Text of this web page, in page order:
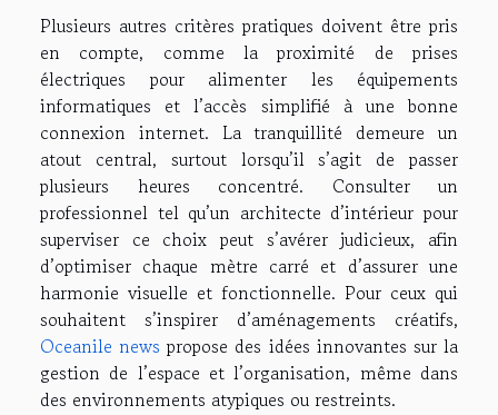
Plusieurs autres critères pratiques doivent être pris
en compte, comme la proximité de prises
électriques pour alimenter les équipements
informatiques et l’accès simplifié à une bonne
connexion internet. La tranquillité demeure un
atout central, surtout lorsqu’il s’agit de passer
plusieurs heures concentré. Consulter un
professionnel tel qu’un architecte d’intérieur pour
superviser ce choix peut s’avérer judicieux, afin
d’optimiser chaque mètre carré et d’assurer une
harmonie visuelle et fonctionnelle. Pour ceux qui
souhaitent s’inspirer d’aménagements créatifs,
Oceanile news propose des idées innovantes sur la
gestion de l’espace et l’organisation, même dans
des environnements atypiques ou restreints.